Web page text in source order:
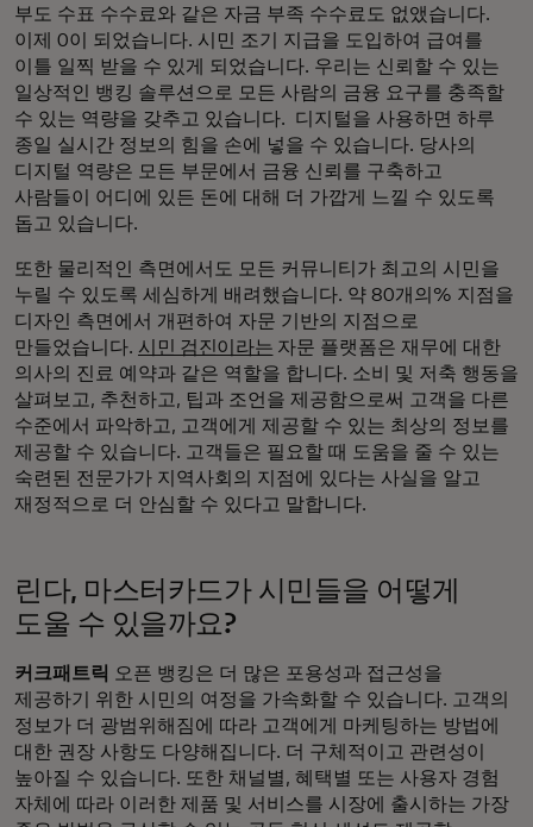
부도 수표 수수료와 같은 자금 부족 수수료도 없앴습니다.
이제 0이 되었습니다. 시민 조기 지급을 도입하여 급여를
이틀 일찍 받을 수 있게 되었습니다. 우리는 신뢰할 수 있는
일상적인 뱅킹 솔루션으로 모든 사람의 금융 요구를 충족할
수 있는 역량을 갖추고 있습니다. 디지털을 사용하면 하루
종일 실시간 정보의 힘을 손에 넣을 수 있습니다. 당사의
디지털 역량은 모든 부문에서 금융 신뢰를 구축하고
사람들이 어디에 있든 돈에 대해 더 가깝게 느낄 수 있도록
돕고 있습니다.
또한 물리적인 측면에서도 모든 커뮤니티가 최고의 시민을
누릴 수 있도록 세심하게 배려했습니다. 약 80개의% 지점을
디자인 측면에서 개편하여 자문 기반의 지점으로
만들었습니다. 시민 검진이라는 자문 플랫폼은 재무에 대한
의사의 진료 예약과 같은 역할을 합니다. 소비 및 저축 행동을
살펴보고, 추천하고, 팁과 조언을 제공함으로써 고객을 다른
수준에서 파악하고, 고객에게 제공할 수 있는 최상의 정보를
제공할 수 있습니다. 고객들은 필요할 때 도움을 줄 수 있는
숙련된 전문가가 지역사회의 지점에 있다는 사실을 알고
재정적으로 더 안심할 수 있다고 말합니다.
린다, 마스터카드가 시민들을 어떻게
도울 수 있을까요?
커크패트릭 오픈 뱅킹은 더 많은 포용성과 접근성을
제공하기 위한 시민의 여정을 가속화할 수 있습니다. 고객의
정보가 더 광범위해짐에 따라 고객에게 마케팅하는 방법에
대한 권장 사항도 다양해집니다. 더 구체적이고 관련성이
높아질 수 있습니다. 또한 채널별, 혜택별 또는 사용자 경험
자체에 따라 이러한 제품 및 서비스를 시장에 출시하는 가장